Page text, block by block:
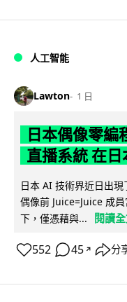
人工智能
Lawton 1 日
日本偶像零編
直播系統 在
日本 AI 技術界近日出
偶像前 Juice=Juice 成
下，僅憑藉與...
閱讀
552 45 ↗ 分